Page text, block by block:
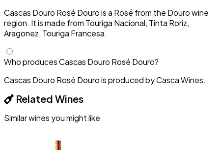
Cascas Douro Rosé Douro is a Rosé from the Douro wine
region. It is made from Touriga Nacional, Tinta Roriz,
Aragonez, Touriga Francesa.
Who produces Cascas Douro Rosé Douro?
Cascas Douro Rosé Douro is produced by Casca Wines.
Related Wines
Similar wines you might like